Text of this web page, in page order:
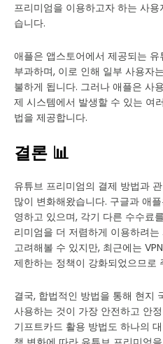
프리미엄을 이용하고자 하는 사
습니다.
애플은 앱스토어에서 제공되는
부과하며, 이로 인해 일부 사용자
불하게 됩니다. 그러나 애플은 사
제 시스템에서 발생할 수 있는 여
법을 제공합니다.
결론 📊
유튜브 프리미엄의 결제 방법과
많이 변화해왔습니다. 구글과 애
영하고 있으며, 각기 다른 수수료
리미엄을 더 저렴하게 이용하려
고려해볼 수 있지만, 최근에는
제한하는 정책이 강화되었으므로
결국, 합법적인 방법을 통해 현지
사용하는 것이 가장 안전하고 안
기프트카드 활용 방법도 하나의